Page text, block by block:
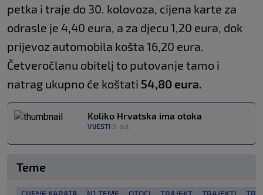
petka i traje do 30. kolovoza, cijena karte za
odrasle je 4,40 eura, a za djecu 1,20 eura, dok
prijevoz automobila košta 16,20 eura.
Četveročlanu obitelj to putovanje tamo i
natrag ukupno će koštati 54,80 eura
Koliko Hrvatska ima otoka
VIJESTI 9. svi.
Teme